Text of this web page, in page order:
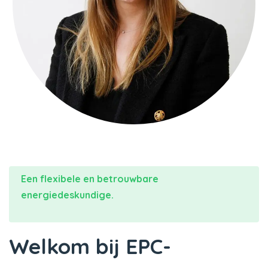
Een flexibele en betrouwbare
energiedeskundige.
Welkom bij EPC-